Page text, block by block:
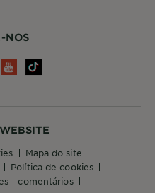
mapa do site
política de cookies
- comentários
NOS